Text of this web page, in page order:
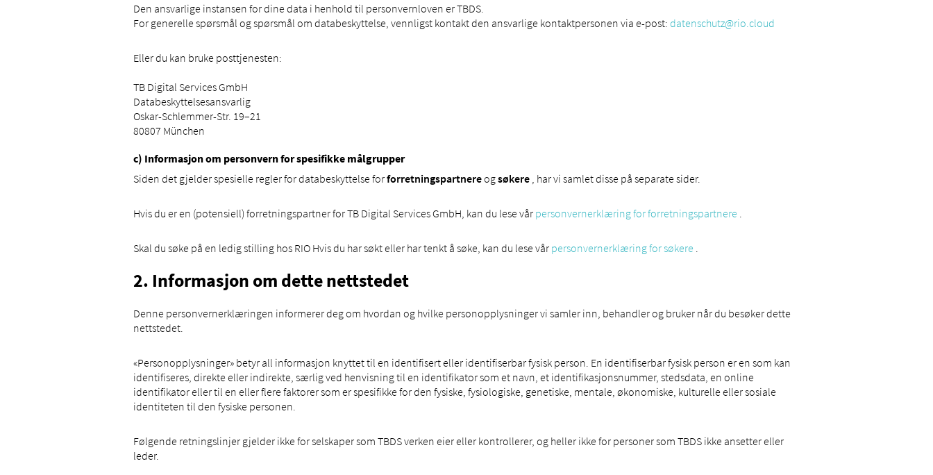
Den ansvarlige instansen for dine data i henhold til personvernloven er TBDS.
For generelle spørsmål og spørsmål om databeskyttelse, vennligst kontakt den ansvarlige kontaktpersonen via e-post: datenschutz@rio.cloud
Eller du kan bruke posttjenesten:
TB Digital Services GmbH
Databeskyttelsesansvarlig
Oskar-Schlemmer-Str. 19–21
80807 München
c) Informasjon om personvern for spesifikke målgrupper
Siden det gjelder spesielle regler for databeskyttelse forforretningspartnereogsøkere , har vi samlet disse på separate sider.
Hvis du er en (potensiell) forretningspartner for TB Digital Services GmbH, kan du lese vår personvernerklæring for forretningspartnere .
Skal du søke på en ledig stilling hos RIO Hvis du har søkt eller har tenkt å søke, kan du lese vår personvernerklæring for søkere
2. Informasjon om dette nettstedet
Denne personvernerklæringen informerer deg om hvordan og hvilke personopplysninger vi samler inn, behandler og bruker når du besøker dette
nettstedet.
«Personopplysninger» betyr all informasjon knyttet til en identifisert eller identifiserbar fysisk person. En identifiserbar fysisk person er en som kan
identifiseres, direkte eller indirekte, særlig ved henvisning til en identifikator som et navn, et identifikasjonsnummer, stedsdata, en online
identifikator eller til en eller flere faktorer som er spesifikke for den fysiske, fysiologiske, genetiske, mentale, økonomiske, kulturelle eller sosiale
identiteten til den fysiske personen.
Følgende retningslinjer gjelder ikke for selskaper som TBDS verken eier eller kontrollerer, og heller ikke for personer som TBDS ikke ansetter eller
leder.